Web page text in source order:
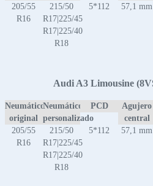
205/55
R16
215/50
R17|225/45
R17|225/40
R18
5*112 57,1 mm
Audi A3 Limousine
Neumático
original
Neumático
personalizado
PCD
Agujero
central
205/55
R16
215/50
R17|225/45
R17|225/40
R18
5*112 57,1 mm